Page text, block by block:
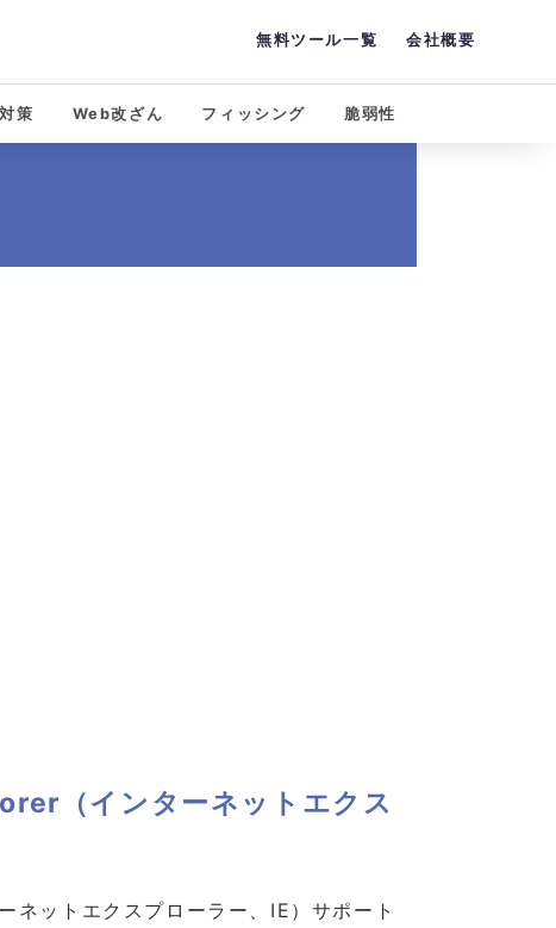
無料ツール一覧 会社概要
策 Web改ざん フィッシング 脆弱性
（インターネットエクス
ットエクスプローラー、IE）サポート